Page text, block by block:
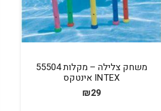
משחק צלילה – מקלות 55504
INTEX אינטקס
₪29